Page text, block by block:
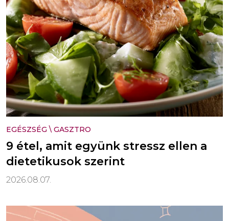
EGÉSZSÉG \ GASZTRO
9 étel, amit együnk stressz ellen a
dietetikusok szerint
2026.08.07.